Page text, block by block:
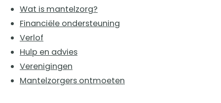
Wat is mantelzorg?
Financiële ondersteuning
Verlof
Hulp en advies
Verenigingen
Mantelzorgers ontmoeten